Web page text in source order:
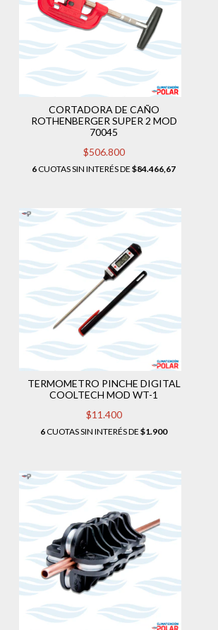
CORTADORA DE CAÑO
ROTHENBERGER SUPER 2 MOD
70045
$506.800
6CUOTAS SIN INTERÉS DE$84.466,67
TERMOMETRO PINCHE DIGITAL
COOLTECH MOD WT-1
$11.400
6CUOTAS SIN INTERÉS DE$1.900